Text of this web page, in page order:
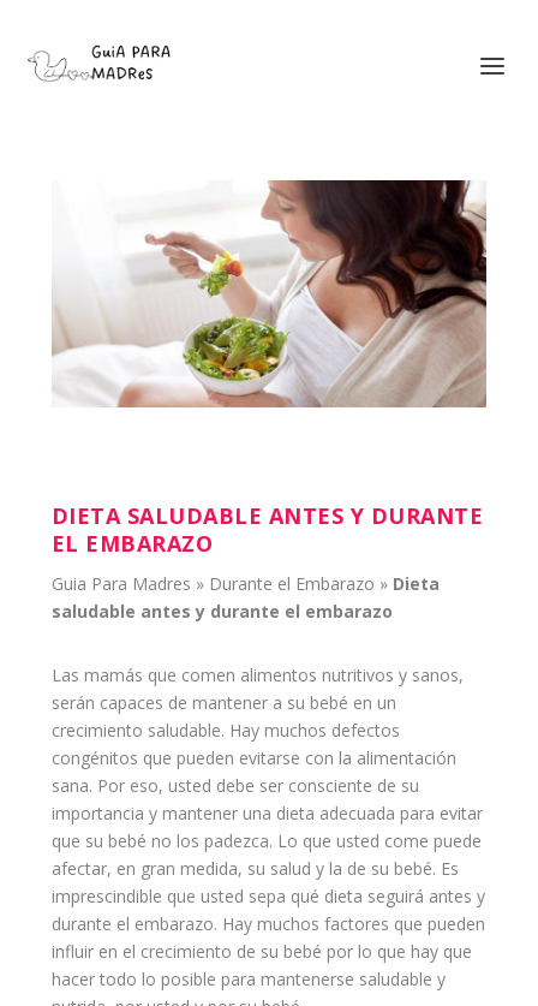
DIETA SALUDABLE ANTES Y DURANTE
EL EMBARAZO
Guia Para Madres » Durante el Embarazo » Dieta
saludable antes y durante el embarazo
Las mamás que comen alimentos nutritivos y sanos,
serán capaces de mantener a su bebé en un
crecimiento saludable. Hay muchos defectos
congénitos que pueden evitarse con la alimentación
sana. Por eso, usted debe ser consciente de su
importancia y mantener una dieta adecuada para evitar
que su bebé no los padezca. Lo que usted come puede
afectar, en gran medida, su salud y la de su bebé. Es
imprescindible que usted sepa qué dieta seguirá antes y
durante el embarazo. Hay muchos factores que pueden
influir en el crecimiento de su bebé por lo que hay que
hacer todo lo posible para mantenerse saludable y